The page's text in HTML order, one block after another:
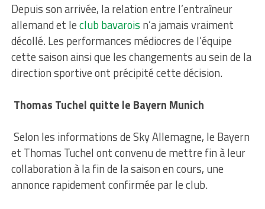
Depuis son arrivée, la relation entre l’entraîneur
allemand et leclub bavarois n’a jamais vraiment
décollé. Les performances médiocres de l’équipe
cette saison ainsi que les changements au sein de la
direction sportive ont précipité cette décision.
Thomas Tuchel quitte le Bayern Munich
Selon les informations de Sky Allemagne, le Bayern
et Thomas Tuchel ont convenu de mettre fin à leur
collaboration à la fin de la saison en cours, une
annonce rapidement confirmée par le club.